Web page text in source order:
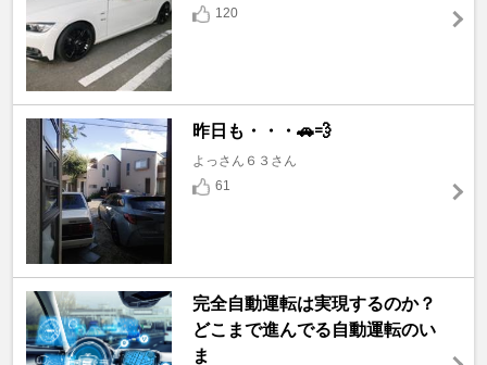
120
昨日も・・・🚗💨
よっさん６３さん
61
完全自動運転は実現するのか？
どこまで進んでる自動運転のい
ま